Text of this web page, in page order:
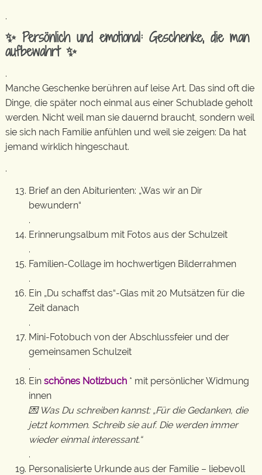
.
✨ Persönlich und emotional: Geschenke, die man
aufbewahrt ✨
.
Manche Geschenke berühren auf leise Art. Das sind oft die
Dinge, die später noch einmal aus einer Schublade geholt
werden. Nicht weil man sie dauernd braucht, sondern weil
sie sich nach Familie anfühlen und weil sie zeigen: Da hat
jemand wirklich hingeschaut.
.
Brief an den Abiturienten: „Was wir an Dir
bewundern“
.
Erinnerungsalbum mit Fotos aus der Schulzeit
.
Familien-Collage im hochwertigen Bilderrahmen
.
Ein „Du schaffst das“-Glas mit 20 Mutsätzen für die
Zeit danach
.
Mini-Fotobuch von der Abschlussfeier und der
gemeinsamen Schulzeit
.
Ein schönes Notizbuch * mit persönlicher Widmung
innen
💌 Was Du schreiben kannst: „Für die Gedanken, die
jetzt kommen. Schreib sie auf. Die werden immer
wieder einmal interessant.“
.
Personalisierte Urkunde aus der Familie – liebevoll